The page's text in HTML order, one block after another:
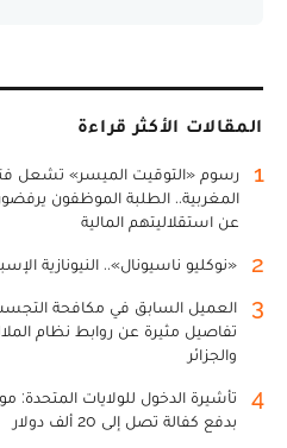
المقالات الأكثر قراءة
1
رسوم «التوقيت الميسر» تشعل
المغربية.. الطلبة الموظفون
عن استقلاليتهم المالية
2 «نوكليو ناسيونال».. النيونازية
3
العميل السابق في مكافحة
تفاصيل مثيرة عن روابط نظام
والجزائر
4
بدفع كفالة تصل إلى 20 ألف دولار